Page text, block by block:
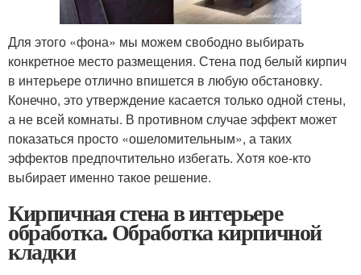
Для этого «фона» мы можем свободно выбирать
конкретное место размещения. Стена под белый кирпич
в интерьере отлично впишется в любую обстановку.
Конечно, это утверждение касается только одной стены,
а не всей комнаты. В противном случае эффект может
показаться просто «ошеломительным», а таких
эффектов предпочтительно избегать. Хотя кое-кто
выбирает именно такое решение.
Кирпичная стена в интерьере
обработка. Обработка кирпичной
кладки